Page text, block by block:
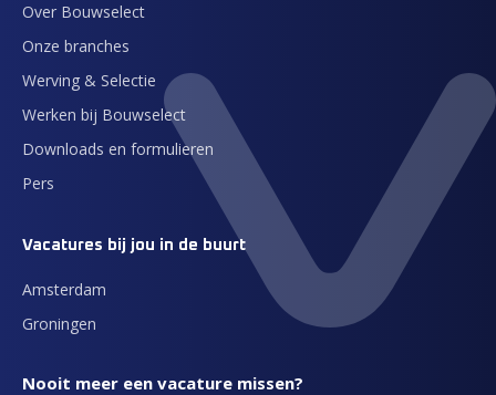
Over Bouwselect
Onze branches
Werving & Selectie
Werken bij Bouwselect
Downloads en formulieren
Pers
Vacatures bij jou in de buurt
Amsterdam
Groningen
Nooit meer een vacature missen?